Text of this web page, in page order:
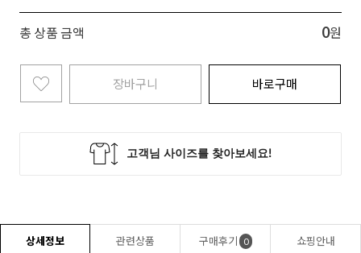
총 상품 금액 0원
장바구니 바로구매
상세정보 관련상품 구매후기 0 쇼핑안내